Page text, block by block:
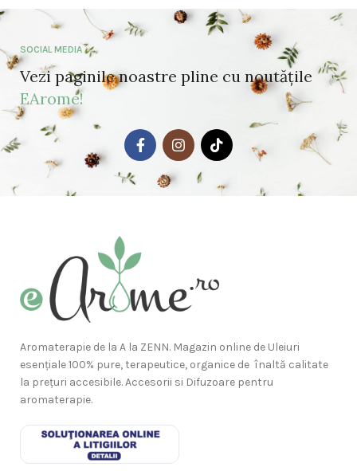
SOCIAL MEDIA
Vezi paginile noastre pline cu noutățile
EArome!
Aromaterapie de la A la ZENN. Magazin online de Uleiuri
esențiale 100% pure, terapeutice, organice de înaltă calitate
la prețuri accesibile. Accesorii si Difuzoare pentru
aromaterapie.